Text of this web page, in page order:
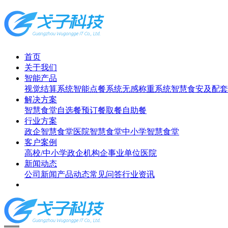
首页
关于我们
智能产品
视觉结算系统智能点餐系统无感称重系统智慧食安及配
解决方案
智慧食堂自选餐预订餐取餐自助餐
行业方案
政企智慧食堂医院智慧食堂中小学智慧食堂
客户案例
高校/中小学政企机构企事业单位医院
新闻动态
公司新闻产品动态常见问答行业资讯